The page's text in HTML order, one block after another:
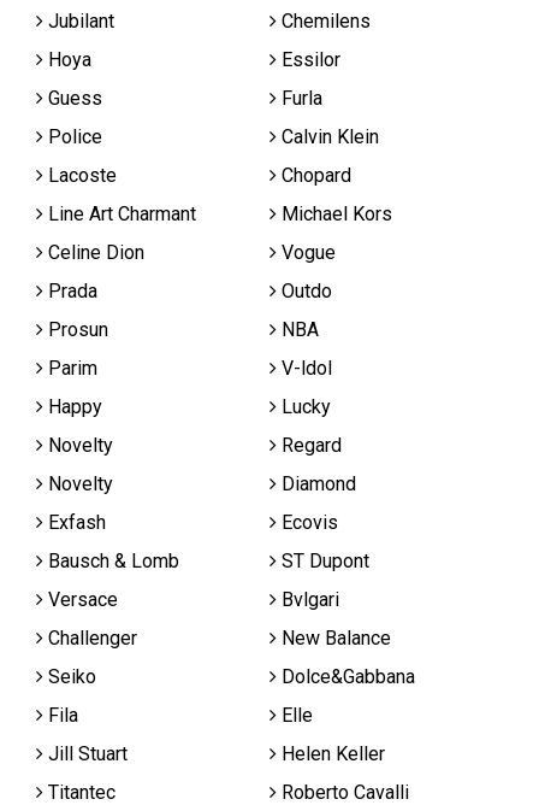
Jubilant
Chemilens
Hoya
Essilor
Guess
Furla
Police
Calvin Klein
Lacoste
Chopard
Line Art Charmant
Michael Kors
Celine Dion
Vogue
Prada
Outdo
Prosun
NBA
Parim
V-ldol
Happy
Lucky
Novelty
Regard
Novelty
Diamond
Exfash
Ecovis
Bausch & Lomb
ST Dupont
Versace
Bvlgari
Challenger
New Balance
Seiko
Dolce&Gabbana
Fila
Elle
Jill Stuart
Helen Keller
Titantec
Roberto Cavalli